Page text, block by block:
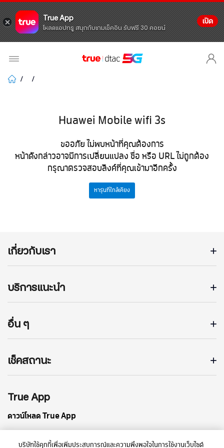
True App
โหลดแอปทรู สนุกกับเกมเช็คอิน รับฟรี 30 คอยน์
เปิด
Huawei Mobile wifi 3s
ขออภัย ไม่พบหน้าที่คุณต้องการ
หน้าดังกล่าวอาจมีการเปลี่ยนแปลง ชื่อ หรือ URL ไม่ถูกต้อง
กรุณาตรวจสอบลิงค์ที่คุณเข้ามาอีกครั้ง
หารุ่นที่ใกล้เคียง
เกี่ยวกับเรา
บริการแนะนำ
อื่น ๆ
เช็คสถานะ
True App
ดาวน์โหลด True App
บริษัทใช้คุกกี้เพื่อเพิ่มประสบการณ์และความพึงพอใจในการใช้งานเว็บไซต์